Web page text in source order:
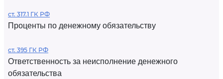
ст. 317.1 ГК РФ
Проценты по денежному обязательству
ст. 395 ГК РФ
Ответственность за неисполнение денежного
обязательства